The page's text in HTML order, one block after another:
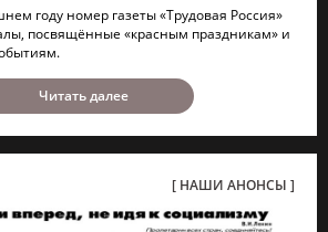
году номер газеты «Трудовая Россия»
посвящённые «красным праздникам» и
Читать далее
НАШИ АНОНСЫ